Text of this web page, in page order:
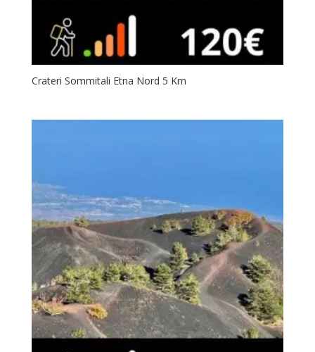
Crateri Sommitali Etna Nord 5 Km